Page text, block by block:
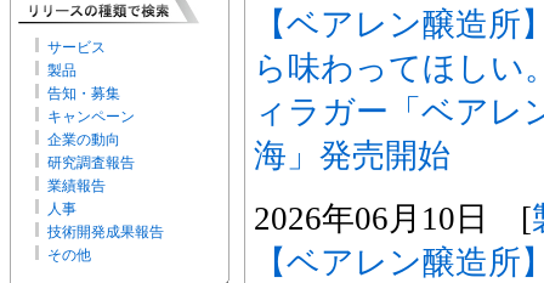
サービス
製品
告知・募集
キャンペーン
企業の動向
研究調査報告
業績報告
人事
技術開発成果報告
その他
【ベアレン醸造所
ら味わってほしい
ィラガー「ベア
海」発売開始
2026年06月10日 [
【ベアレン醸造所